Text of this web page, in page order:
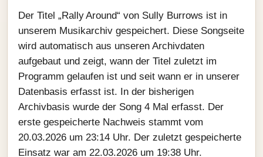
Der Titel „Rally Around“ von Sully Burrows ist in
unserem Musikarchiv gespeichert. Diese Songseite
wird automatisch aus unseren Archivdaten
aufgebaut und zeigt, wann der Titel zuletzt im
Programm gelaufen ist und seit wann er in unserer
Datenbasis erfasst ist. In der bisherigen
Archivbasis wurde der Song 4 Mal erfasst. Der
erste gespeicherte Nachweis stammt vom
20.03.2026 um 23:14 Uhr. Der zuletzt gespeicherte
Einsatz war am 22.03.2026 um 19:38 Uhr.